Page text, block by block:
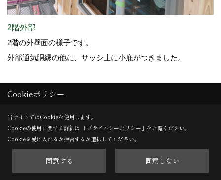
2階外部
2階の外壁面の様子です。
外部通気胴縁の他に、サッシ上に小庇がつきました。
28. 2017年08月08日
Cookieポリシー
当サイトではCookieを使用します。
Cookieの使用に関する詳細は 「プライバシーポリシー 」をご覧ください。
Cookieを受け入れるか拒否するか選択してください。
同意する 同意しない